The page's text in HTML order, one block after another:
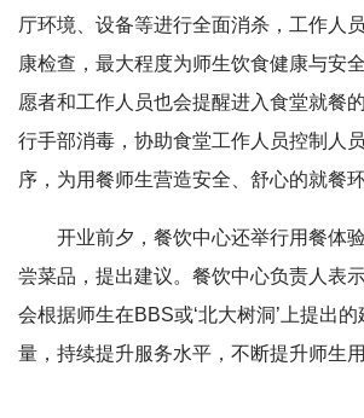
厅环境、设备等进行全面消杀，工作人
康检查，最大程度为师生饮食健康与安
愿者和工作人员也会提醒进入食堂就餐
行手部消毒，协助食堂工作人员控制人
序，为用餐师生营造安全、舒心的就餐环
开业前夕，餐饮中心还举行用餐体
尝菜品，提出建议。餐饮中心负责人表
会根据师生在BBS或‘北大树洞’上提出
量，持续提升服务水平，不断提升师生